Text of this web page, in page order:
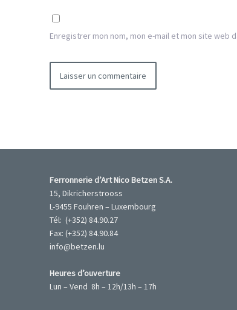
Enregistrer mon nom, mon e-mail et mon site web
Ferronnerie d’Art Nico Betzen S.A.
15, Dikricherstrooss
L-9455 Fouhren – Luxembourg
Tél: (+352) 84.90.27
Fax: (+352) 84.90.84
info@betzen.lu
Heures d’ouverture
Lun – Vend 8h – 12h/13h – 17h